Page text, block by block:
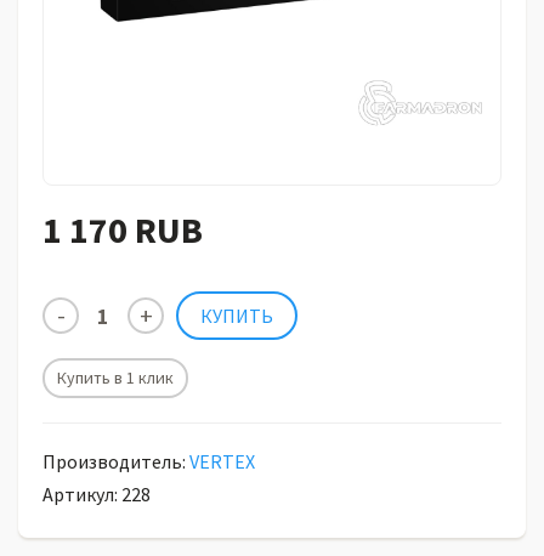
1 170 RUB
Купить в 1 клик
Производитель: VERTEX
Артикул: 228